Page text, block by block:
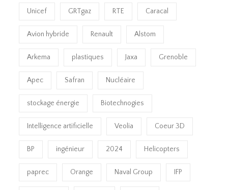
Unicef GRTgaz RTE Caracal
Avion hybride Renault Alstom
Arkema plastiques Jaxa Grenoble
Apec Safran Nucléaire
stockage énergie Biotechnogies
Intelligence artificielle Veolia Coeur 3D
BP ingénieur 2024 Helicopters
paprec Orange Naval Group IFP